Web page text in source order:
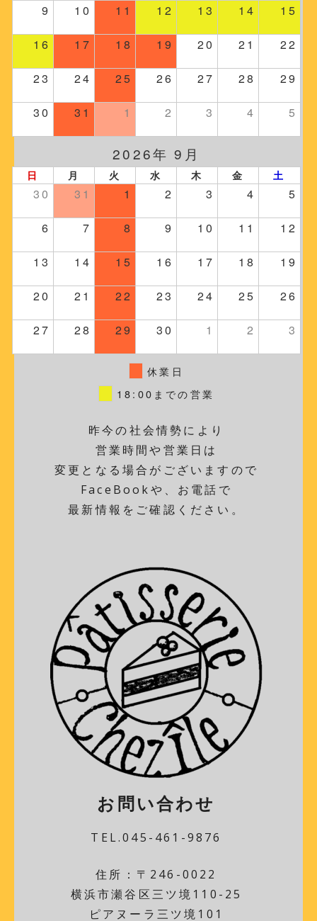
9 10 11 12 13 14 15
16 17 18 19 20 21 22
23 24 25 26 27 28 29
30 31 1 2 3 4 5
2026年 9月
日 月 火 水 木 金 土
30 31 1 2 3 4 5
6 7 8 9 10 11 12
13 14 15 16 17 18 19
20 21 22 23 24 25 26
27 28 29 30 1 2 3
休業日
18:00までの営業
昨今の社会情勢により
営業時間や営業日は
変更となる場合がございますので
FaceBookや、お電話で
最新情報をご確認ください。
お問い合わせ
TEL.045-461-9876
住所：〒246-0022
横浜市瀬谷区三ツ境110-25
ピアヌーラ三ツ境101